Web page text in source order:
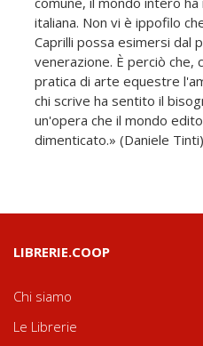
italiana. Non vi è ippofilo
Caprilli possa esimersi dal
venerazione. È perciò che,
pratica di arte equestre
chi scrive ha sentito il
un'opera che il mondo
dimenticato.» (Daniele Tinti)
LIBRERIE.COOP
Chi siamo
Le Librerie